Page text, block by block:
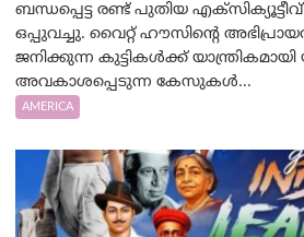
ബന്ധപ്പെട്ട രണ്ട് പുതിയ
ഒപ്പുവച്ചു. വൈറ്റ് ഹൗസിന്റെ
ജനിക്കുന്ന കുട്ടികൾക്ക്
അവകാശപ്പെടുന്ന കേസുകൾ...
AMERICA